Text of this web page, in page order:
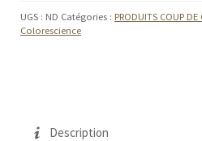
UGS : ND Catégories : PRODUITS COUP DE
Colorescience
Description